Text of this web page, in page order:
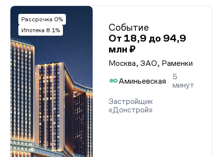
Рассрочка 0%
Ипотека 8.1%
Событие
От 18,9 до 94,9
млн ₽
Москва, ЗАО, Раменки
Аминьевская
5
минут
Застройщик
«Донстрой»